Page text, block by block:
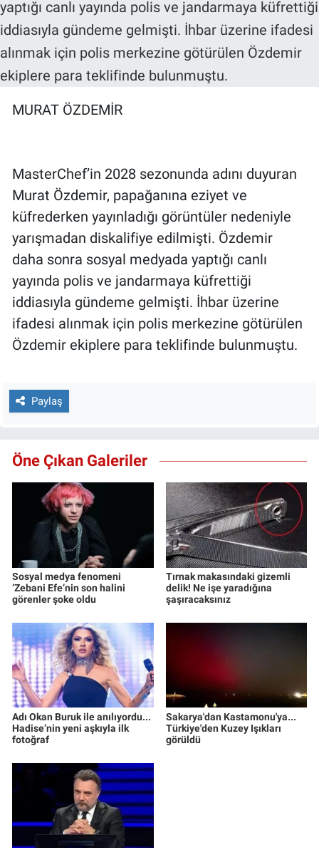
MURAT ÖZDEMİR
MasterChef’in 2028 sezonunda adını duyuran
Murat Özdemir, papağanına eziyet ve
küfrederken yayınladığı görüntüler nedeniyle
yarışmadan diskalifiye edilmişti. Özdemir
daha sonra sosyal medyada yaptığı canlı
yayında polis ve jandarmaya küfrettiği
iddiasıyla gündeme gelmişti. İhbar üzerine
ifadesi alınmak için polis merkezine götürülen
Özdemir ekiplere para teklifinde bulunmuştu.
Paylaş
Öne Çıkan Galeriler
Sosyal medya fenomeni
‘Zebani Efe’nin son halini
görenler şoke oldu
Tırnak makasındaki gizemli
delik! Ne işe yaradığına
şaşıracaksınız
Adı Okan Buruk ile anılıyordu...
Hadise’nin yeni aşkıyla ilk
fotoğraf
Sakarya'dan Kastamonu'ya...
Türkiye'den Kuzey Işıkları
görüldü